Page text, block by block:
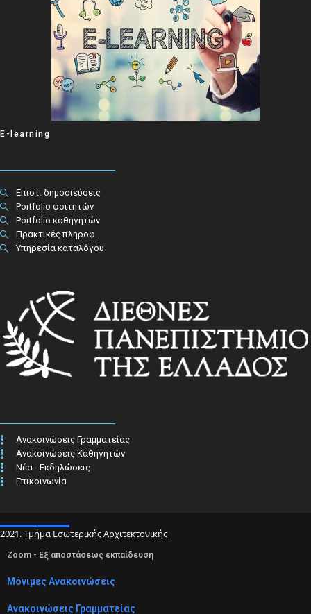
E-learning
Επιστ. δημοσιεύσεις
Portfolio φοιτητών
Portfolio καθηγητών
Πρακτικές πληροφ.​
Υπηρεσία καταλόγου
Ανακοινώσεις Γραμματείας
Ανακοινώσεις Καθηγητών
Νέα - Εκδηλώσεις
Επικοινωνία
2021. Τμήμα Εσωτερικής Αρχιτεκτονικής
Zoom - Εξ αποστάσεως εκπαίδευση
Μόνιμες Ανακοινώσεις
Ανακοινώσεις Γραμματείας